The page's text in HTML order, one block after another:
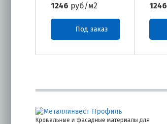
1246 руб/м2
Под заказ
1246
Кровельные и фасадные материалы для